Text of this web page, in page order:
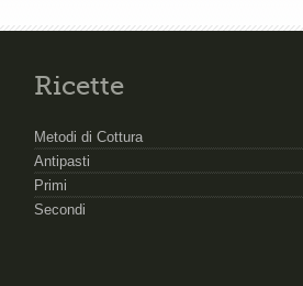
Ricette
Metodi di Cottura
Antipasti
Primi
Secondi